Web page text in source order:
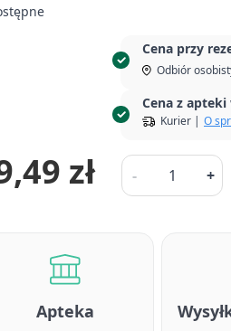
Cena przy
Odbiór
Cena z apteki
Kurier | O
zł -
Ilość
+
Apteka